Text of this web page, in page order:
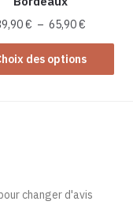
du
produit
€ – 65,90€
de
prix :
39,90 €
des options
Ce
produit
peuvent
changer d'avis